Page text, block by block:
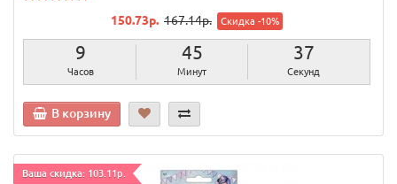
150.73р. 167.14р. Скидка -10%
9
Часов
45
Минут
36
Секунд
В корзину
Ваша скидка: 103.11р.